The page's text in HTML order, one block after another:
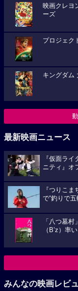
映画クレヨ
ーズ
プロジェク
キングダム
最新映画ニュース
『仮面ラ
ニティ』オ
『つりこ
で“釣りで
「八つ墓
（B’z）率
みんなの映画レビ